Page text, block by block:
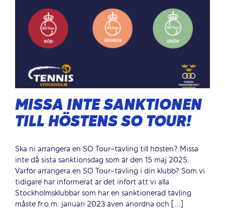
MISSA INTE SANKTIONEN
TILL HÖSTENS SO TOUR!
Ska ni arrangera en SO Tour-tävling till hösten? Missa
inte då sista sanktionsdag som är den 15 maj 2025.
Varför arrangera en SO Tour-tävling i din klubb? Som vi
tidigare har informerat är det infört att vi alla
Stockholmsklubbar som har en sanktionerad tävling
måste fr.o.m. januari 2023 även anordna och [...]